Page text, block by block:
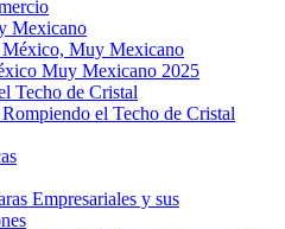
Mexicano
Muy Mexicano
Muy Mexicano 2025
Techo de Cristal
el Techo de Cristal
Empresariales y sus